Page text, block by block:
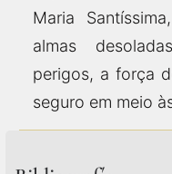
Maria
almas
perigos, a força
seguro em meio